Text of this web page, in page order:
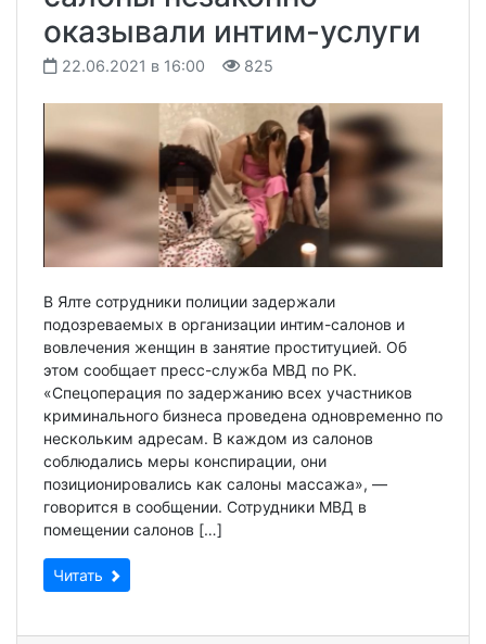
оказывали интим-услуги
22.06.2021 в 16:00 825
В Ялте сотрудники полиции задержали
подозреваемых в организации интим-салонов и
вовлечения женщин в занятие проституцией. Об
этом сообщает пресс-служба МВД по РК.
«Спецоперация по задержанию всех участников
криминального бизнеса проведена одновременно по
нескольким адресам. В каждом из салонов
соблюдались меры конспирации, они
позиционировались как салоны массажа», —
говорится в сообщении. Сотрудники МВД в
помещении салонов […]
Читать